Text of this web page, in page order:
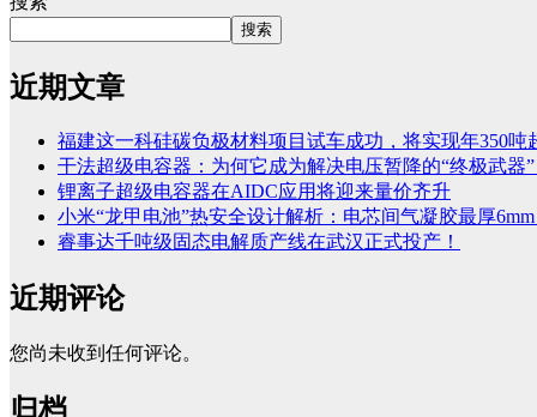
搜索
近期文章
福建这一科硅碳负极材料项目试车成功，将实现年350吨
干法超级电容器：为何它成为解决电压暂降的“终极武器
锂离子超级电容器在AIDC应用将迎来量价齐升
小米“龙甲电池”热安全设计解析：电芯间气凝胶最厚
睿事达千吨级固态电解质产线在武汉正式投产！
近期评论
您尚未收到任何评论。
归档